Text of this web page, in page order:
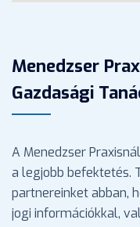
Menedzser
Gazdasági
A Menedzser
a legjobb befektetés.
partnereinket abban,
jogi információkkal,